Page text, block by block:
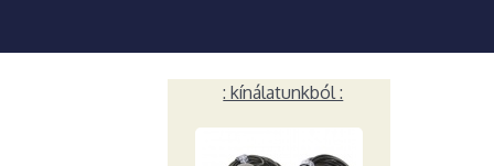
: kínálatunkból :